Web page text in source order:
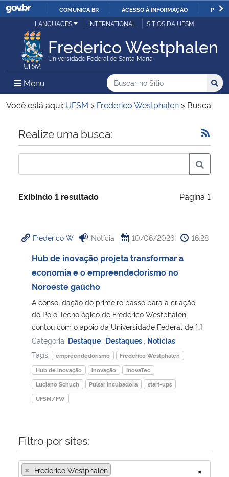
IR
O
COMUNICA BR ACESSO À INFORMAÇÃO
Ministério da Justiça e Segurança Pública
Ministério da Defesa
Ministério das Relações Exteriores
Ministério da Economia
Ministério da Infraestrutura
Ministério da Cidadania
Ministério de Minas e Energia
Ministério da Ciência, Tecnologia, Inovações e Comunicações
Ministério do Meio Ambiente
Ministério do Turismo
Ministério do Desenvolvimento Regional
Ministério da Mulher, da Família e dos Direitos Humanos
LANGUAGES INTERNATIONAL SÍTIOS DA UFSM
Frederico Westphalen
Universidade Federal de Santa Maria
Menu Menu Principal do Sítio
Busca
Buscar no no Sítio
Busca:
Você está aqui: UFSM > Frederico Westphalen > Busca
Início do conteúdo
Realize uma busca:
Exibindo 1 resultado Página 1
Frederico W Notícia 10/06/2026 16:28
Hub de inovação projeta transformar a
economia e o empreendedorismo no
Noroeste gaúcho
A consolidação do primeiro passo para a criação
do Polo Tecnológico de Frederico Westphalen
contou com o apoio da Universidade Federal de […]
Categoria: Destaque Destaques Notícias
Tags:
empreendedorismo
Frederico Westphalen
Hub de inovação
inovação
InovaTec
Luciano Schuch
Pulsar Incubadora
start-ups
UFSM/FW
Filtro por sites:
×
× Frederico Westphalen